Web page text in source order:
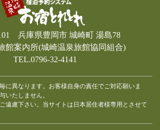
兵庫県豊岡市 城崎町 湯島78
館案内所(城崎温泉旅館協同組合)
TEL.0796-32-4141
に異なります。お客様自身の責任でご対応願いま
いたしません。
遠慮下さい。当サイトは日本居住者様専用とさせて